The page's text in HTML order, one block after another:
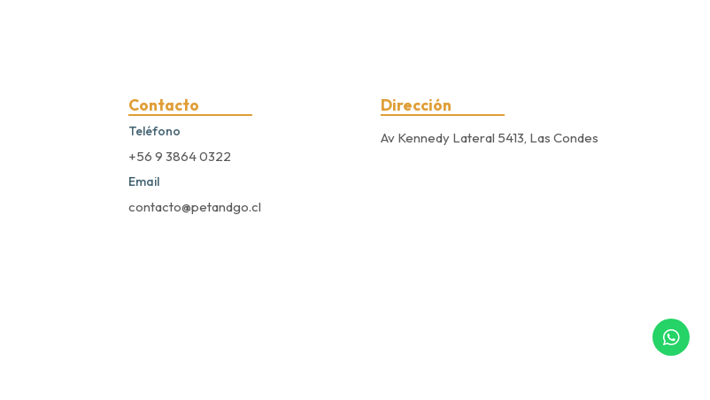
Contacto
Teléfono
+56 9 3864 0322
Email
contacto@petandgo.cl
Dirección
Av Kennedy Lateral 5413, Las Condes